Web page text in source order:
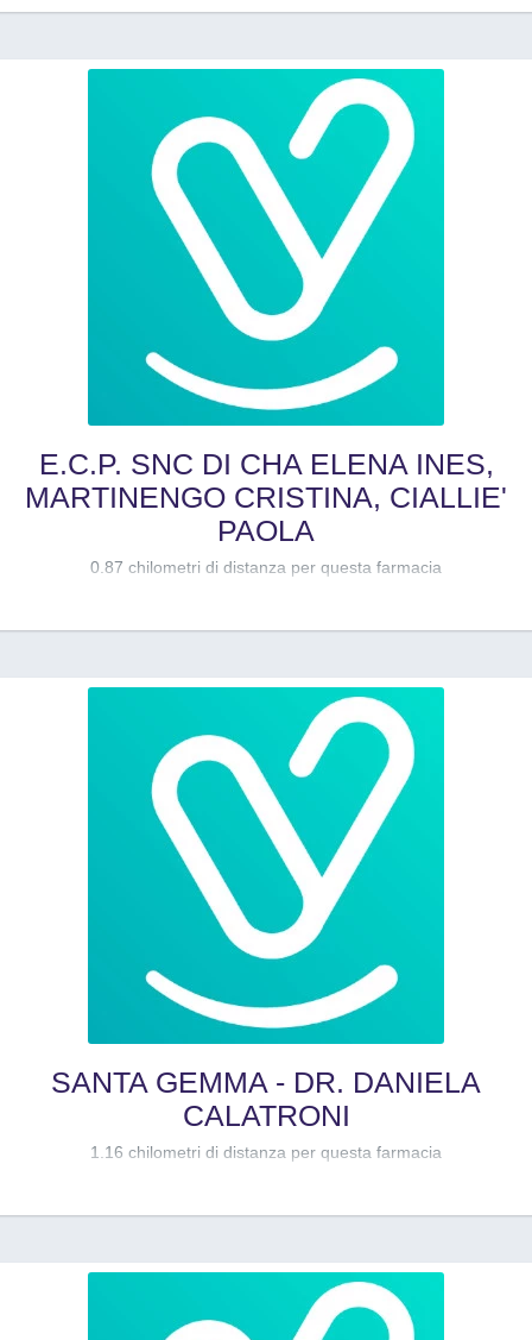
E.C.P. SNC DI CHA ELENA INES,
MARTINENGO CRISTINA, CIALLIE'
PAOLA
0.87 chilometri di distanza per questa farmacia
SANTA GEMMA - DR. DANIELA
CALATRONI
1.16 chilometri di distanza per questa farmacia